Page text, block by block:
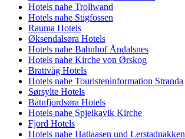
Hotels nahe Trollwand
Hotels nahe Stigfossen
Rauma Hotels
Øksendalsøra Hotels
Hotels nahe Bahnhof Åndalsnes
Hotels nahe Kirche von Ørskog
Brattvåg Hotels
Hotels nahe Touristeninformation Stranda
Sørsylte Hotels
Batnfjordsøra Hotels
Hotels nahe Spjelkavik Kirche
Fjord Hotels
Hotels nahe Hatlaasen und Lerstadnakken